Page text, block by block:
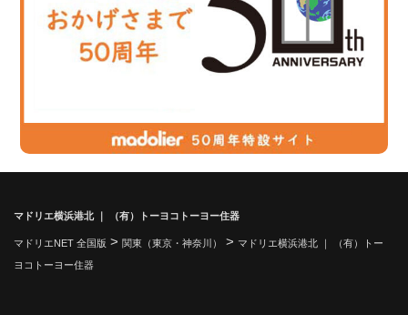
マドリエ横浜港北 ｜ （有）トーヨコトーヨー住器
マドリエNET 全国版 > 関東（東京・神奈川） > マドリエ横浜港北 ｜ （有）トー
ヨコトーヨー住器